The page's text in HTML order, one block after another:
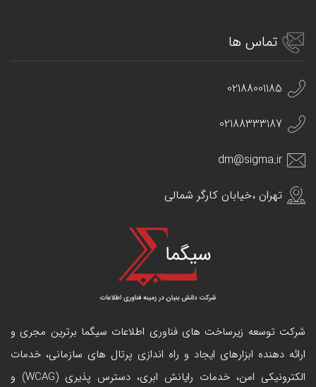
تماس ها
02188001185
02188333187
dm@sigma.ir
تهران ،خیابان کارگر شمالی
شرکت توسعه زیرساخت های فناوری اطلاعات سیگما برترین مجری و
ارائه دهنده ابزارهای ایجاد و راه اندازی پرتال های سازمانی، خدمات
الکترونیکی امن، خدمات رایانش ابری، دسترس پذیری (WCAG) و